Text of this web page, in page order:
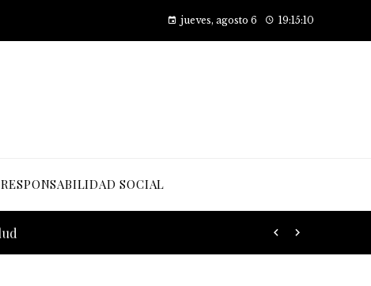
jueves, agosto 6 19:15:11
RESPONSABILIDAD SOCIAL